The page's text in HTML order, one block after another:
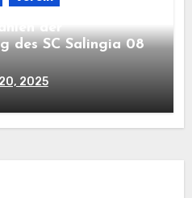
der
des SC Salingia 08
2025